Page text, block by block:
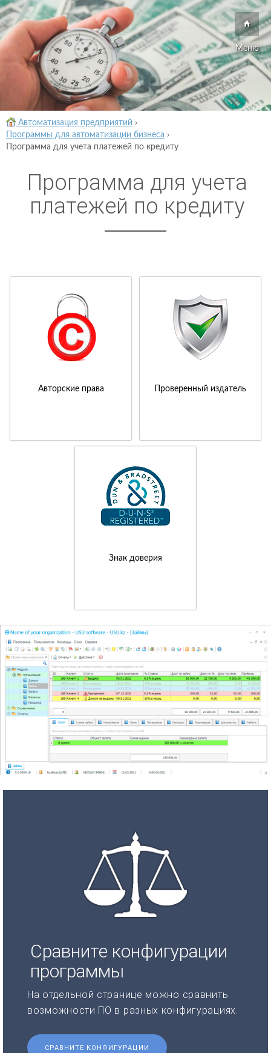
Меню
Автоматизация предприятий ›
Программы для автоматизации бизнеса ›
Программа для учета платежей по кредиту
Программа для учета
платежей по кредиту
Авторские права Проверенный издатель
Знак доверия
Сравните конфигурации
программы
На отдельной странице можно сравнить
возможности ПО в разных конфигурациях.
СРАВНИТЕ КОНФИГУРАЦИИ